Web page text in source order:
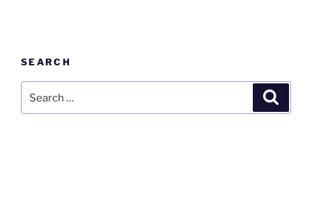
SEARCH
for: